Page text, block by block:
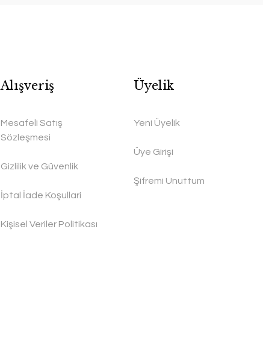
Alışveriş
Mesafeli Satış
Sözleşmesi
Gizlilik ve Güvenlik
İptal İade Koşullari
Kişisel Veriler Politikası
Üyelik
Yeni Üyelik
Üye Girişi
Şifremi Unuttum